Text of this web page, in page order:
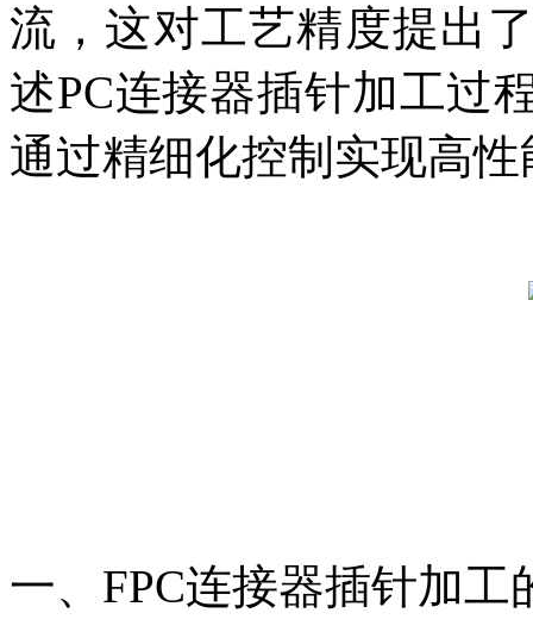
流，这对工艺精度提出
述PC连接器插针加工过
通过精细化控制实现高
一、FPC连接器插针加